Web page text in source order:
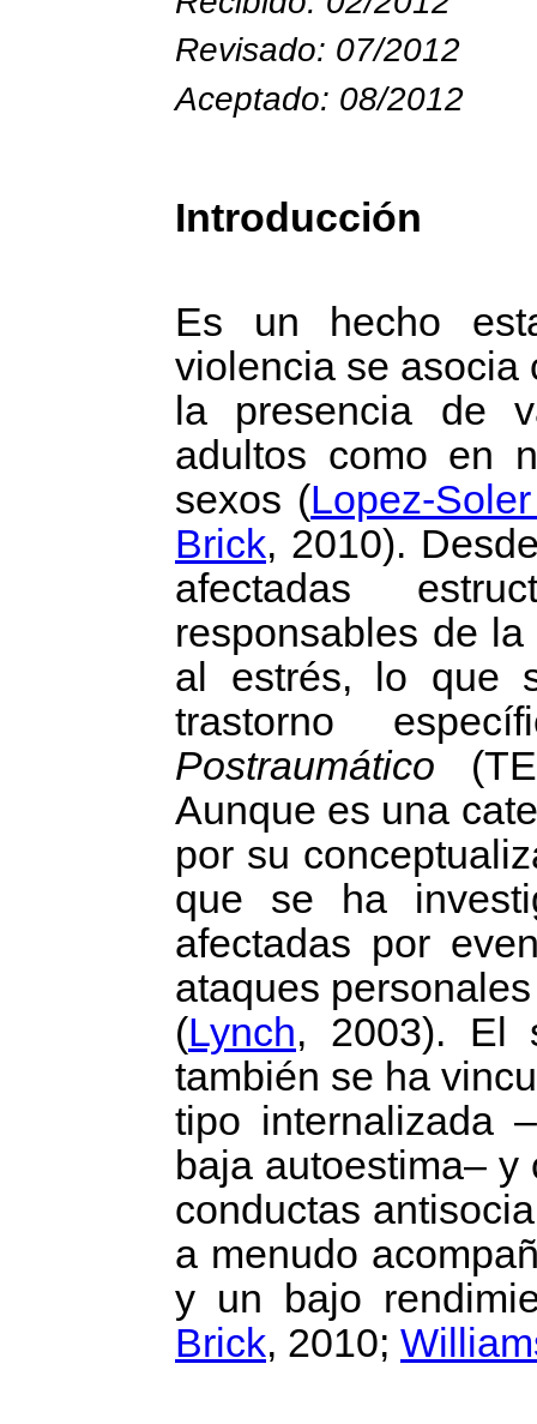
Revisado: 07/2012
Aceptado: 08/2012
Introducción
Es un hecho
violencia se asocia
la presencia de
adultos como en
sexos (Lopez-
Brick, 2010).
afectadas
responsables de
al estrés, lo que
trastorno
Postraumático
Aunque es una
por su
que se ha
afectadas por
ataques
(Lynch, 2003). El
también se ha
tipo internalizada
baja autoestima–
conductas
a menudo
y un bajo
Brick, 2010;